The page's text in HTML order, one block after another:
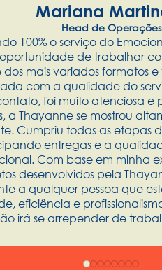
Mariana
Head de Operações
100% o serviço do
de trabalhar
dos mais variados formatos
com a qualidade do
foi muito atenciosa e
a Thayanne se mostrou
Cumpriu todas as etapas
entregas e a
Com base em minha
desenvolvidos pela
a qualquer pessoa que
eficiência e
irá se arrepender de